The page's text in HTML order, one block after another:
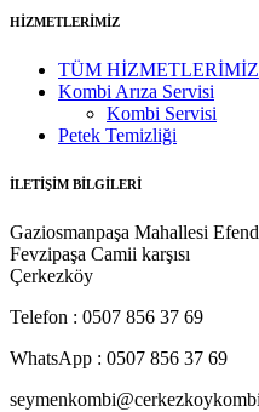
HİZMETLERİMİZ
TÜM HİZMETLERİMİZ
Kombi Arıza Servisi
Kombi Servisi
Petek Temizliği
İLETİŞİM BİLGİLERİ
Gaziosmanpaşa Mahallesi
Fevzipaşa Camii karşısı
Çerkezköy
Telefon : 0507 856 37 69
WhatsApp : 0507 856 37 69